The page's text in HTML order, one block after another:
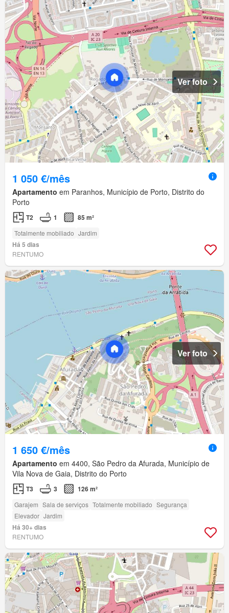
Ver foto
1 050 €/mês
Apartamento em Paranhos, Município de Porto, Distrito do
Porto
T2 1 85 m²
Totalmente mobiliado Jardim
Há 5 dias
RENTUMO
Ver foto
1 650 €/mês
Apartamento em 4400, São Pedro da Afurada, Município de
Vila Nova de Gaia, Distrito do Porto
T3 3 126 m²
Garajem Sala de serviços Totalmente mobiliado Segurança
Elevador Jardim
Há 30+ dias
RENTUMO